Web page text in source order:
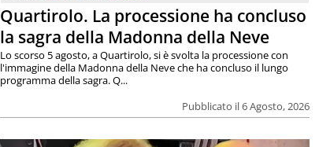
Quartirolo. La processione ha concluso
la sagra della Madonna della Neve
Pubblicato il 6 Agosto, 2026
Lo scorso 5 agosto, a Quartirolo, si è svolta la processione con
l'immagine della Madonna della Neve che ha concluso il lungo
programma della sagra. Q...